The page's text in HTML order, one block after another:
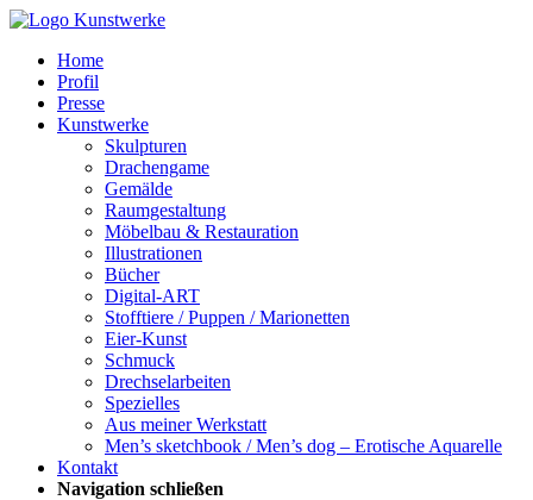
Home
Profil
Presse
Kunstwerke
Skulpturen
Drachengame
Gemälde
Raumgestaltung
Möbelbau & Restauration
Illustrationen
Bücher
Digital-ART
Stofftiere / Puppen / Marionetten
Eier-Kunst
Schmuck
Drechselarbeiten
Spezielles
Aus meiner Werkstatt
Men’s sketchbook / Men’s dog – Erotische Aquarelle
Kontakt
Navigation schließen